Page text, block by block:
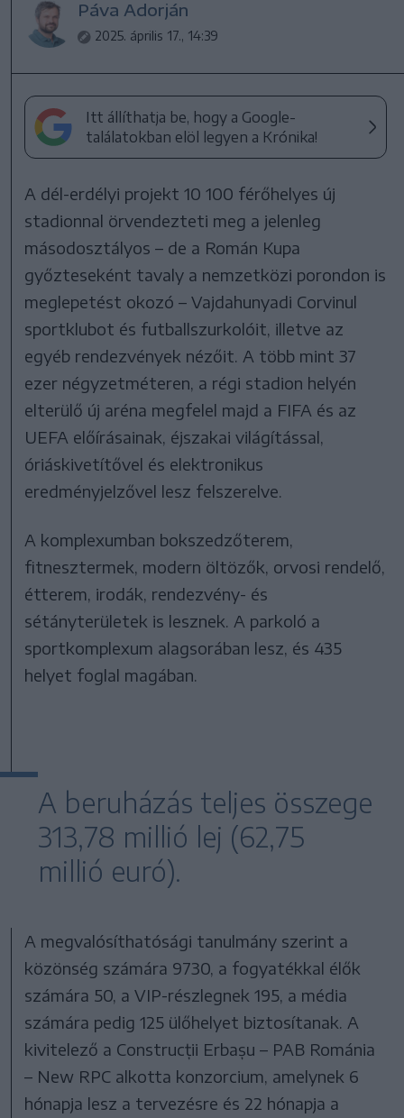
Páva Adorján
2025. április 17., 14:39
Itt állíthatja be, hogy a Google-
találatokban elöl legyen a Krónika!
A dél-erdélyi projekt 10 100 férőhelyes új
stadionnal örvendezteti meg a jelenleg
másodosztályos – de a Román Kupa
győzteseként tavaly a nemzetközi porondon is
meglepetést okozó – Vajdahunyadi Corvinul
sportklubot és futballszurkolóit, illetve az
egyéb rendezvények nézőit. A több mint 37
ezer négyzetméteren, a régi stadion helyén
elterülő új aréna megfelel majd a FIFA és az
UEFA előírásainak, éjszakai világítással,
óriáskivetítővel és elektronikus
eredményjelzővel lesz felszerelve.
A komplexumban bokszedzőterem,
fitnesztermek, modern öltözők, orvosi rendelő,
étterem, irodák, rendezvény- és
sétányterületek is lesznek. A parkoló a
sportkomplexum alagsorában lesz, és 435
helyet foglal magában.
A beruházás teljes összege
313,78 millió lej (62,75
millió euró).
A megvalósíthatósági tanulmány szerint a
közönség számára 9730, a fogyatékkal élők
számára 50, a VIP-részlegnek 195, a média
számára pedig 125 ülőhelyet biztosítanak. A
kivitelező a Construcții Erbașu – PAB Románia
– New RPC alkotta konzorcium, amelynek 6
hónapja lesz a tervezésre és 22 hónapja a